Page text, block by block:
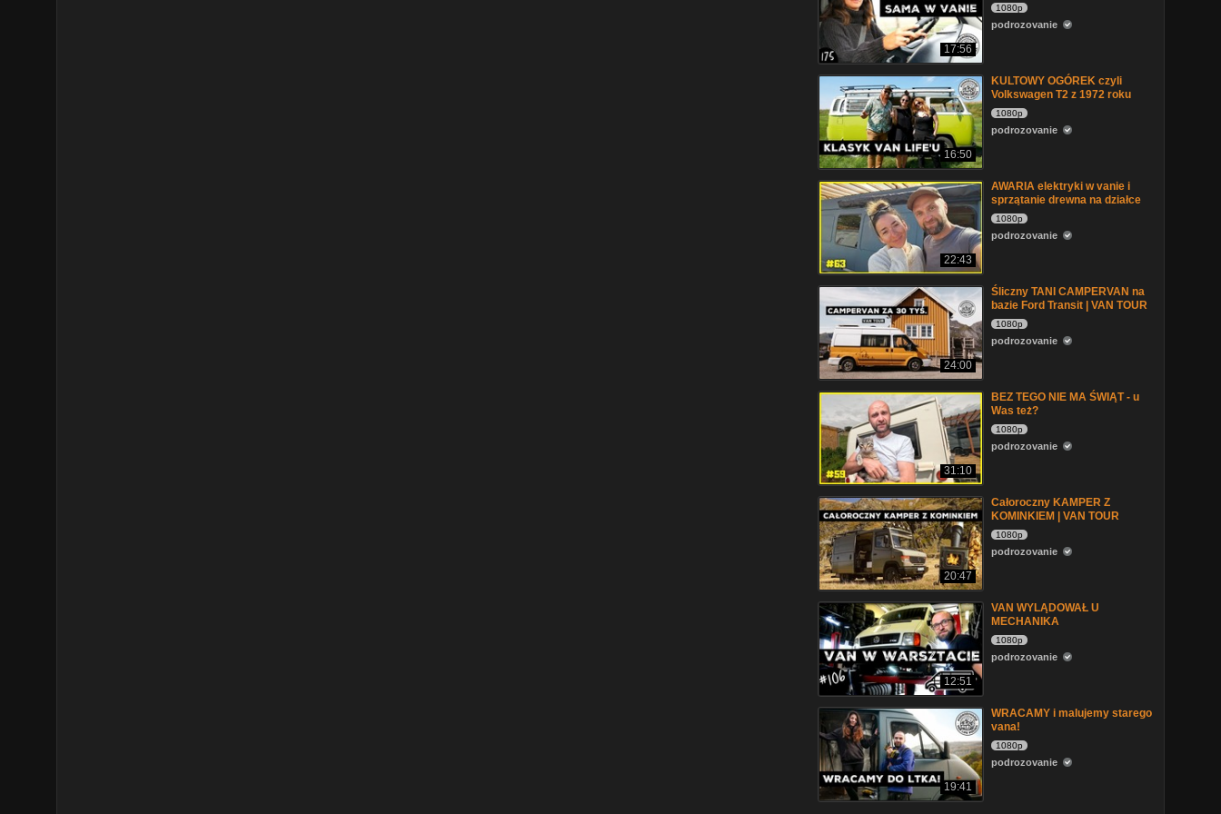
17:56
1080p
podrozovanie
16:50
KULTOWY OGÓREK czyli
Volkswagen T2 z 1972 roku
1080p
podrozovanie
22:43
AWARIA elektryki w vanie i
sprzątanie drewna na działce
1080p
podrozovanie
24:00
Śliczny TANI CAMPERVAN na
bazie Ford Transit | VAN TOUR
1080p
podrozovanie
31:10
BEZ TEGO NIE MA ŚWIĄT - u
Was też?
1080p
podrozovanie
20:47
Całoroczny KAMPER Z
KOMINKIEM | VAN TOUR
1080p
podrozovanie
12:51
VAN WYLĄDOWAŁ U
MECHANIKA
1080p
podrozovanie
19:41
WRACAMY i malujemy starego
vana!
1080p
podrozovanie